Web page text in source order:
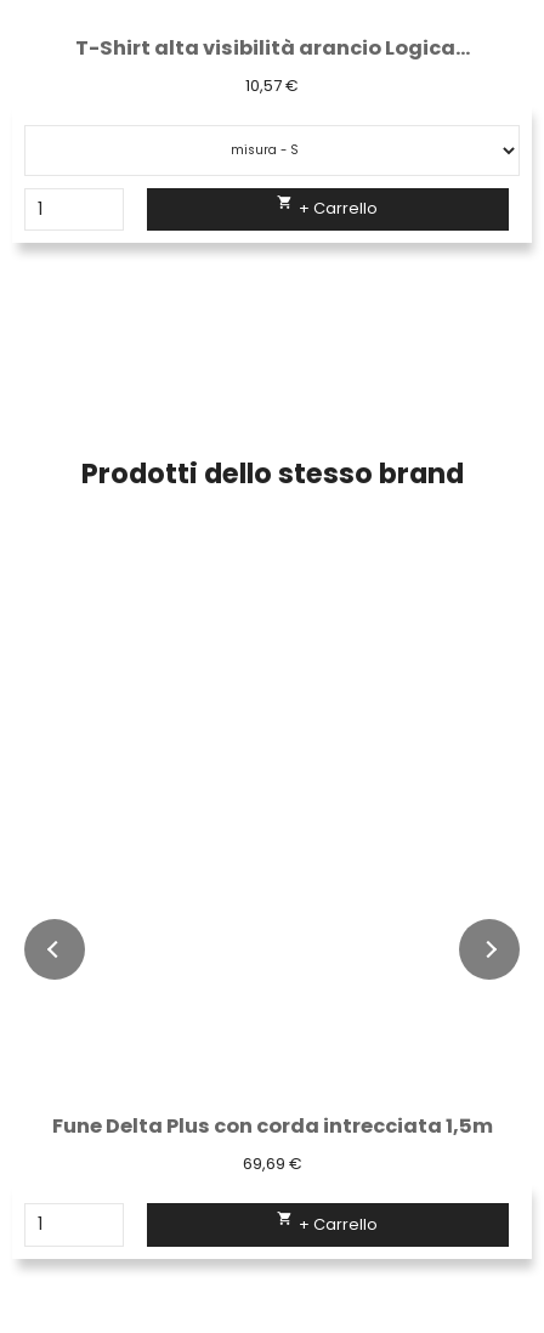
T-Shirt alta visibilità arancio Logica...
10,57 €
 + Carrello
Prodotti dello stesso brand
Fune Delta Plus con corda intrecciata 1,5m
69,69 €
 + Carrello